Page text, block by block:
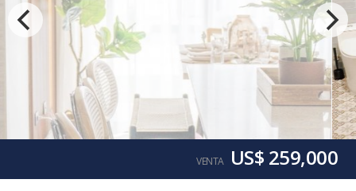
VENTA US$ 259,000